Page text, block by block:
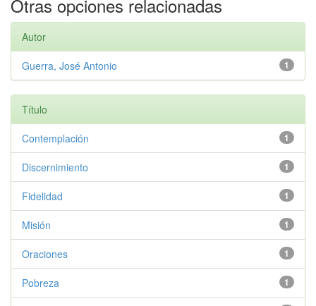
Otras opciones relacionadas
Autor
1
Guerra, José Antonio
Título
1
Contemplación
1
Discernimiento
1
Fidelidad
1
Misión
1
Oraciones
1
Pobreza